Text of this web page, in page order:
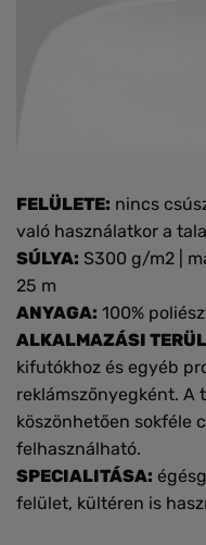
FELÜLETE: nincs
való használatkor a
SÚLYA: S300 g/m2 |
25 m
ANYAGA: 100%
ALKALMAZÁSI
kifutókhoz és egyéb
reklámszőnyegként. A
köszönhetően sokféle
felhasználható.
SPECIALITÁSA:
felület, kültéren is